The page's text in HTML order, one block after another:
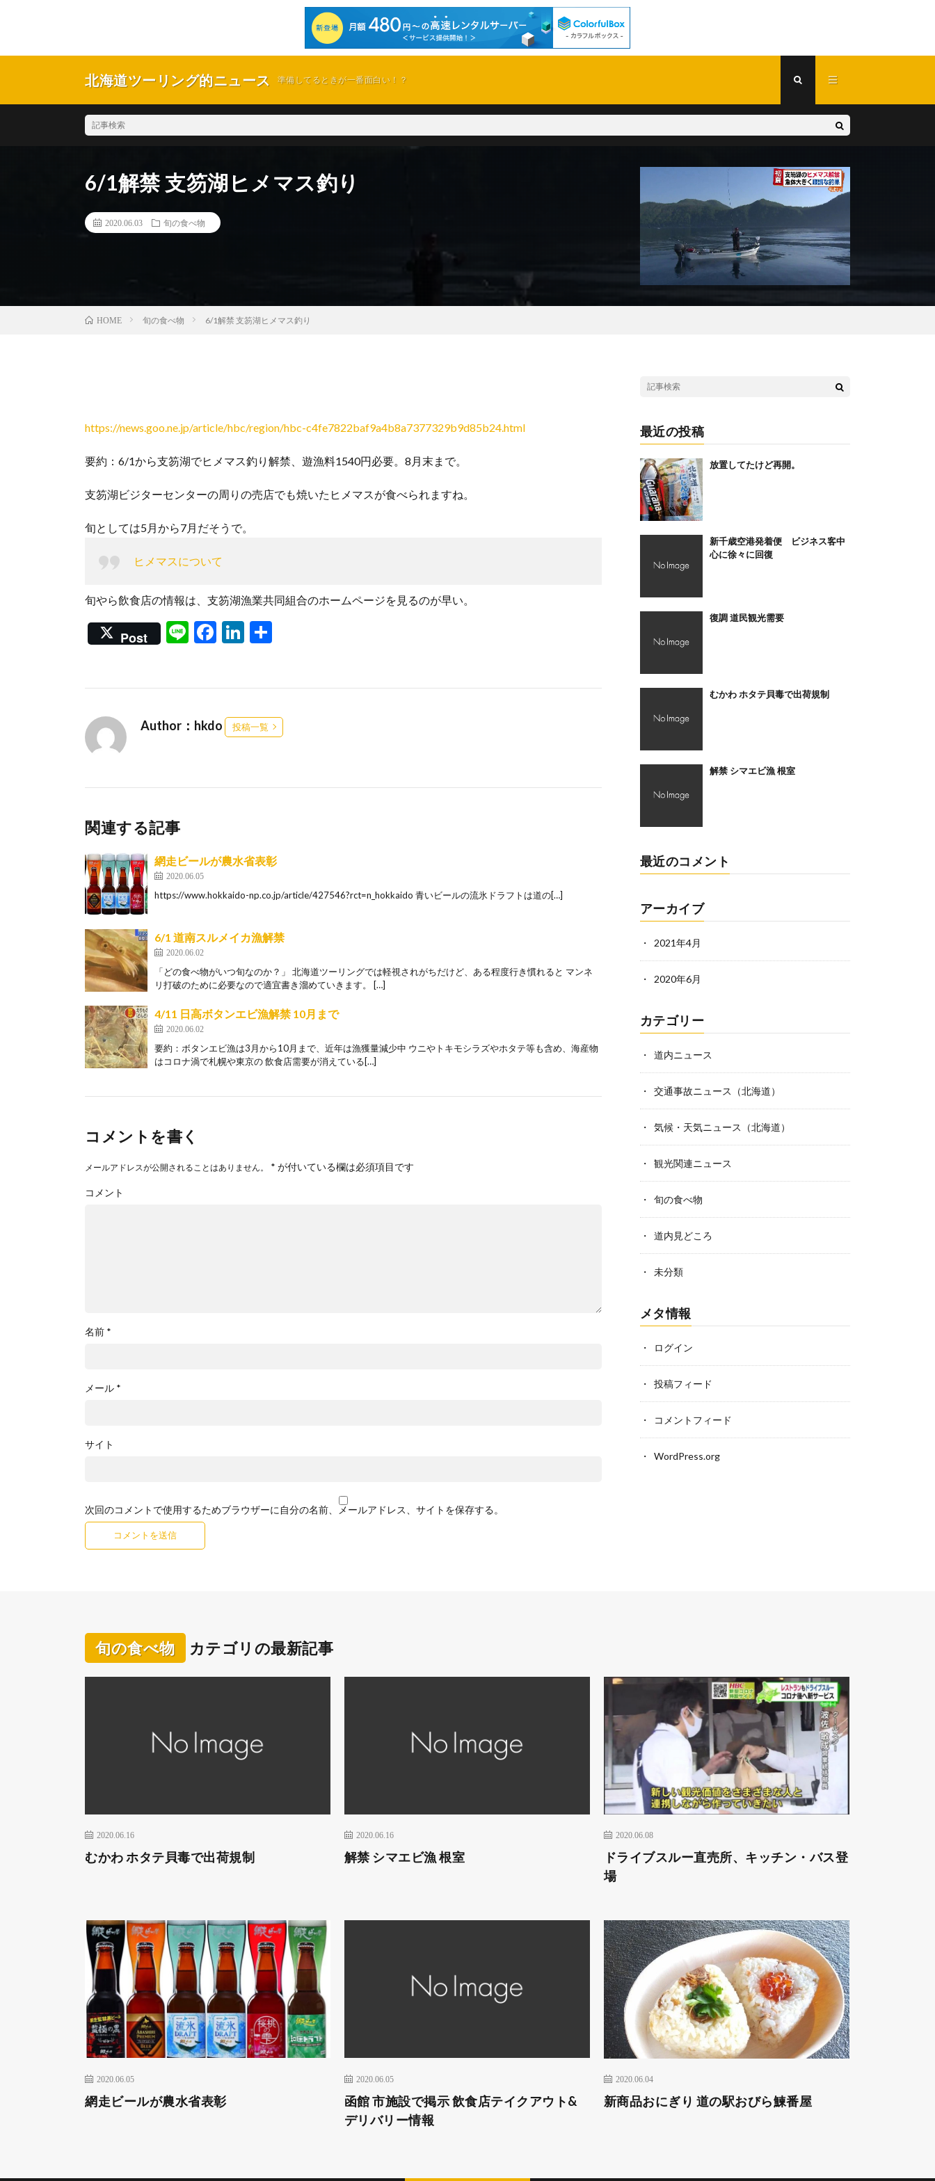
北海道ツーリング的ニュース 準備してるときが一番面白い！？
6/1解禁 支笏湖ヒメマス釣り
2020.06.03 旬の食べ物
HOME 旬の食べ物 6/1解禁 支笏湖ヒメマス釣り
https://news.goo.ne.jp/article/hbc/region/hbc-c4fe7822baf9a4b8a7377329b9d85b24.html
要約：6/1から支笏湖でヒメマス釣り解禁、遊漁料1540円必要。8月末まで。
支笏湖ビジターセンターの周りの売店でも焼いたヒメマスが食べられますね。
旬としては5月から7月だそうで。
ヒメマスについて
旬やら飲食店の情報は、支笏湖漁業共同組合のホームページを見るのが早い。
Post
Li F
o
o
Li
n
Author：hkdo 投稿一覧
関連する記事
網走ビールが農水省表彰
2020.06.05
https://www.hokkaido-np.co.jp/article/427546?rct=n_hokkaido 青いビールの流氷ドラフトは道の[…]
6/1 道南スルメイカ漁解禁
2020.06.02
「どの食べ物がいつ旬なのか？」 北海道ツーリングでは軽視されがちだけど、ある程度行き慣れると マンネ
リ打破のために必要なので適宜書き溜めていきます。 […]
4/11 日高ボタンエビ漁解禁 10月まで
2020.06.02
要約：ボタンエビ漁は3月から10月まで、近年は漁獲量減少中 ウニやトキモシラズやホタテ等も含め、海産物
はコロナ渦で札幌や東京の 飲食店需要が消えている[…]
コメントを書く
メールアドレスが公開されることはありません。 * が付いている欄は必須項目です
コメント
名前 *
メール *
サイト
次回のコメントで使用するためブラウザーに自分の名前、メールアドレス、サイトを保存する。
最近の投稿
放置してたけど再開。
新千歳空港発着便 ビジネス客中
心に徐々に回復
復調 道民観光需要
むかわ ホタテ貝毒で出荷規制
解禁 シマエビ漁 根室
最近のコメント
アーカイブ
2021年4月
2020年6月
カテゴリー
道内ニュース
交通事故ニュース（北海道）
気候・天気ニュース（北海道）
観光関連ニュース
旬の食べ物
道内見どころ
未分類
メタ情報
ログイン
投稿フィード
コメントフィード
WordPress.org
旬の食べ物 カテゴリの最新記事
2020.06.16
むかわ ホタテ貝毒で出荷規制
2020.06.16
解禁 シマエビ漁 根室
2020.06.08
ドライブスルー直売所、キッチン・バス登
場
2020.06.05
網走ビールが農水省表彰
2020.06.05
函館 市施設で掲示 飲食店テイクアウト&
デリバリー情報
2020.06.04
新商品おにぎり 道の駅おびら鰊番屋